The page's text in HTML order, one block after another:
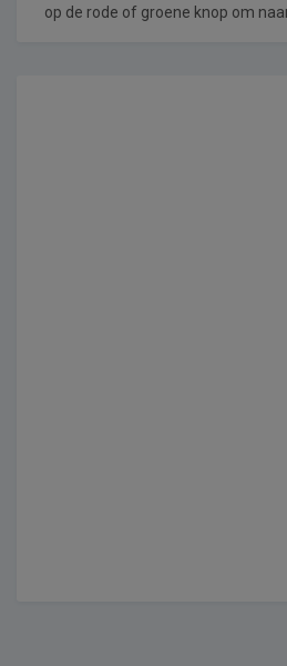
op de rode of groene knop om